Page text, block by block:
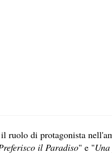
ruolo di protagonista
il Paradiso" e "